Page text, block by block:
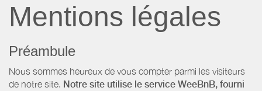
Mentions légales
Préambule
Nous sommes heureux de vous compter parmi les visiteurs
de notre site. Notre site utilise le service WeeBnB, fourni